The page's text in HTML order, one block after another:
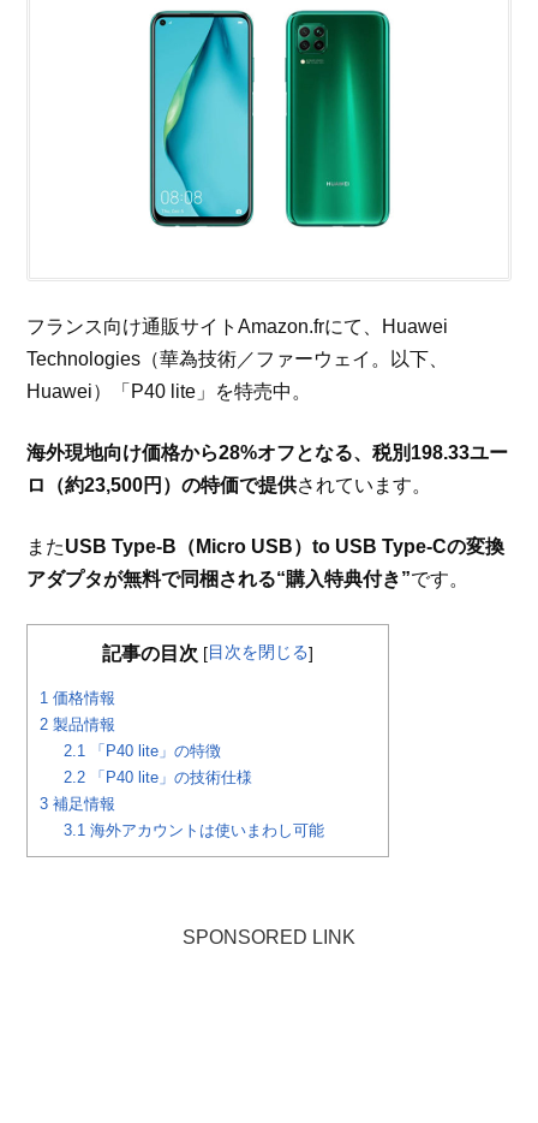
フランス向け通販サイトAmazon.frにて、Huawei
Technologies（華為技術／ファーウェイ。以下、
Huawei）「P40 lite」を特売中。
海外現地向け価格から28%オフとなる、税別198.33ユー
ロ（約23,500円）の特価で提供されています。
またUSB Type-B（Micro USB）to USB Type-Cの変換
アダプタが無料で同梱される“購入特典付き”です。
記事の目次 [目次を閉じる]
1 価格情報
2 製品情報
2.1 「P40 lite」の特徴
2.2 「P40 lite」の技術仕様
3 補足情報
3.1 海外アカウントは使いまわし可能
SPONSORED LINK